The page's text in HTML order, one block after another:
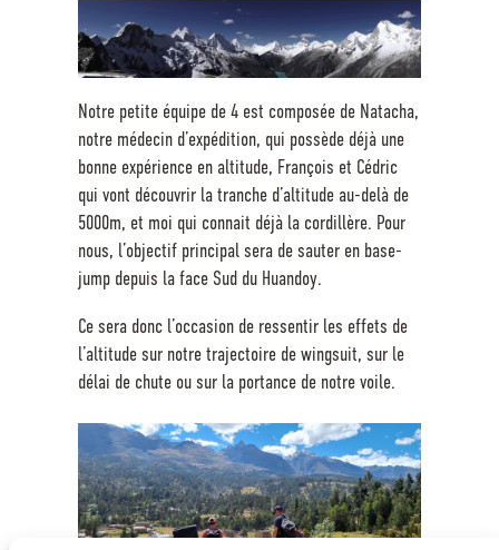
Notre petite équipe de 4 est composée de Natacha,
notre médecin d’expédition, qui possède déjà une
bonne expérience en altitude, François et Cédric
qui vont découvrir la tranche d’altitude au-delà de
5000m, et moi qui connait déjà la cordillère. Pour
nous, l’objectif principal sera de sauter en base-
jump depuis la face Sud du Huandoy.
Ce sera donc l’occasion de ressentir les effets de
l’altitude sur notre trajectoire de wingsuit, sur le
délai de chute ou sur la portance de notre voile.